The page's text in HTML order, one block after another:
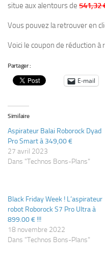
situe aux alentours de 541,32
Vous pouvez la retrouver en
Voici le coupon de réduction à
Partager :
E-mail
Similaire
Aspirateur Balai Roborock Dyad
Pro Smart à 349,00 €
27 avril 2023
Dans "Technos Bons-Plans"
Black Friday Week ! L’aspirateur
robot Roborock S7 Pro Ultra à
899.00 € !!!
18 novembre 2022
Dans "Technos Bons-Plans"